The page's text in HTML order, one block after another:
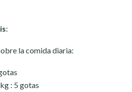
:
la comida diaria:
: 5 gotas